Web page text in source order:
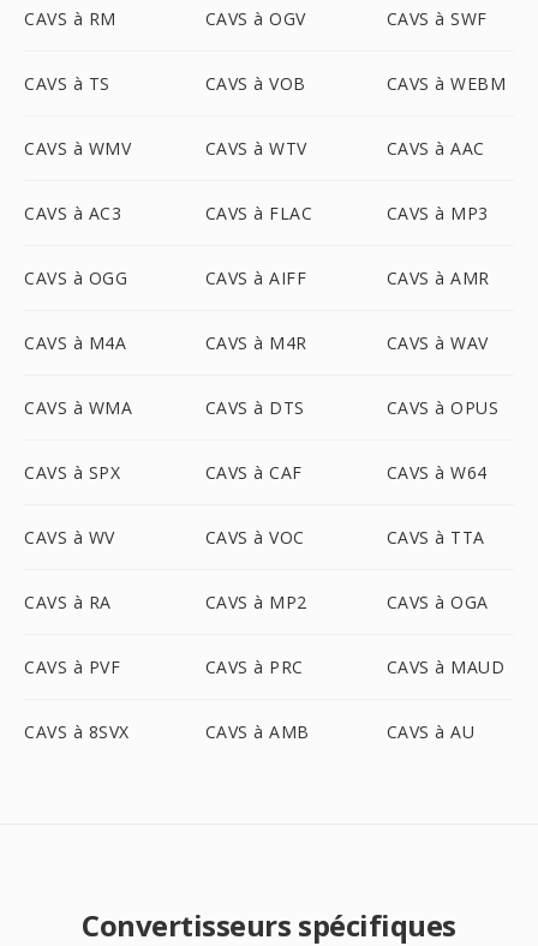
CAVS à RM CAVS à OGV CAVS à SWF
CAVS à TS CAVS à VOB CAVS à WEBM
CAVS à WMV CAVS à WTV CAVS à AAC
CAVS à AC3 CAVS à FLAC CAVS à MP3
CAVS à OGG CAVS à AIFF CAVS à AMR
CAVS à M4A CAVS à M4R CAVS à WAV
CAVS à WMA CAVS à DTS CAVS à OPUS
CAVS à SPX CAVS à CAF CAVS à W64
CAVS à WV CAVS à VOC CAVS à TTA
CAVS à RA CAVS à MP2 CAVS à OGA
CAVS à PVF CAVS à PRC CAVS à MAUD
CAVS à 8SVX CAVS à AMB CAVS à AU
Convertisseurs spécifiques